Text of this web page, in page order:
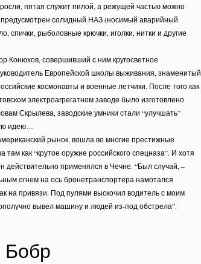
пятая служит пилой, а режущей частью можно
предусмотрен солидный НАЗ (носимый аварийный
спички, рыболовные крючки, иголки, нитки и другие
Конюхов, совершивший с ним кругосветное
Европейской школы выживания, знаменитый
космонавты и военные летчики. После того как
электроагрегатном заводе было изготовлено
Скрылева, заводские умники стали “улучшать”
идею…
рынок, вошла во многие престижные
как “крутое оружие российского спецназа”. И хотя
действительно применялся в Чечне. “Был случай, –
огнем на ось бронетранспортера намотался
на привязи. Под пулями выскочил водитель с моим
вывел машину и людей из-под обстрела”.
Бобр